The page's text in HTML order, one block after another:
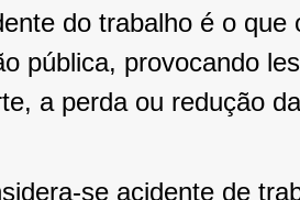
do trabalho é o
pública, provocando
a perda ou redução
se acidente de